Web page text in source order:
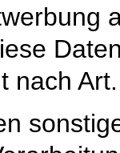
nach